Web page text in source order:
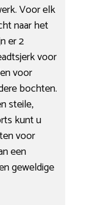
Voor elk
naar het
er 2
voor
voor
bochten.
steile,
kunt u
voor
een
geweldige